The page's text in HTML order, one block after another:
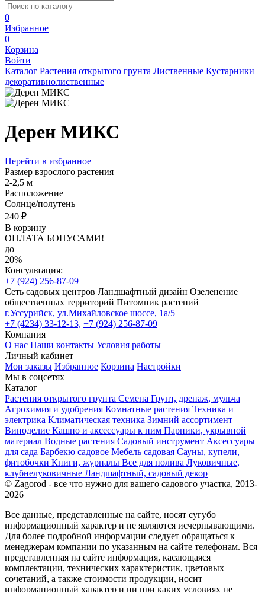
0
Избранное
0
Корзина
Войти
Каталог Растения открытого грунта Лиственные Кустарники
декоративнолиственные
Дерен МИКС
Перейти в избранное
Размер взрослого растения
2-2,5 м
Расположение
Солнце/полутень
240 ₽
В корзину
ОПЛАТА БОНУСАМИ!
до
20%
Консультация:
+7 (924) 256-87-09
Сеть садовых центров Ландшафтный дизайн Озеленение
общественных территорий Питомник растений
г.Уссурийск, ул.Михайловское шоссе, 1а/5
+7 (4234) 33-12-13, +7 (924) 256-87-09
Компания
О нас Наши контакты Условия работы
Личный кабинет
Мои заказы Избранное Корзина Настройки
Мы в соцсетях
Каталог
Растения открытого грунта Семена Грунт, дренаж, мульча
Агрохимия и удобрения Комнатные растения Техника и
электрика Климатическая техника Зимний ассортимент
Виноделие Кашпо и аксессуары к ним Парники, укрывной
материал Водные растения Садовый инструмент Аксессуары
для сада Барбекю садовое Мебель садовая Сауны, купели,
фитобочки Книги, журналы Все для полива Луковичные,
клубнелуковичные Ландшафтный, садовый декор
© Zagorod - все что нужно для вашего садового участка, 2013-
2026
Все данные, представленные на сайте, носят сугубо
информационный характер и не являются исчерпывающими.
Для более подробной информации следует обращаться к
менеджерам компании по указанным на сайте телефонам. Вся
представленная на сайте информация, касающаяся
комплектации, технических характеристик, цветовых
сочетаний, а также стоимости продукции, носит
информационный характер и ни при каких условиях не